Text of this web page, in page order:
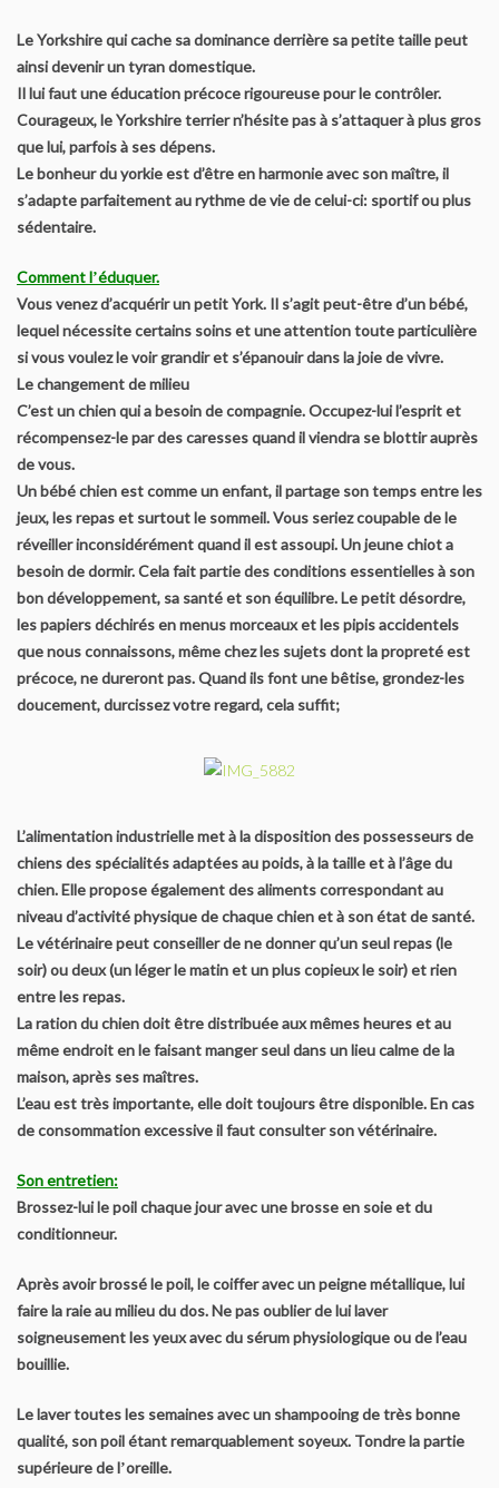
YORKSHIRE TERRIER Contrat éleveur signataire de la charte
de qualité du YTC et BT
BIEWER TERRIER Contrat éleveur signataire de la charte de
qualité du YTC et BT
Expositions
La confirmation
Conditions pour inscription à titre initial
Les spéciales de races
Comment devenir champion
LISTE DES CHAMPIONS HOMOLOGUES SCC
Manifestations
Nationale d’élévage
Spécial Yorkshire Challenge et Biewer Challenge
Les réunions amicales
Reportages
Nationales D’élevage
Régionales d’élevage
Championnat de France
Spéciales de race
Le Yorkshire qui cache sa dominance derrière sa petite taille peut
ainsi devenir un tyran domestique.
Il lui faut une éducation précoce rigoureuse pour le contrôler.
Courageux, le Yorkshire terrier n’hésite pas à s’attaquer à plus gros
que lui, parfois à ses dépens.
Le bonheur du yorkie est d’être en harmonie avec son maître, il
s’adapte parfaitement au rythme de vie de celui-ci: sportif ou plus
sédentaire.
Comment lʼéduquer.
Vous venez d’acquérir un petit York. Il s’agit peut-être d’un bébé,
lequel nécessite certains soins et une attention toute particulière
si vous voulez le voir grandir et s’épanouir dans la joie de vivre.
Le changement de milieu
C’est un chien qui a besoin de compagnie. Occupez-lui l’esprit et
récompensez-le par des caresses quand il viendra se blottir auprès
de vous.
Un bébé chien est comme un enfant, il partage son temps entre les
jeux, les repas et surtout le sommeil. Vous seriez coupable de le
réveiller inconsidérément quand il est assoupi. Un jeune chiot a
besoin de dormir. Cela fait partie des conditions essentielles à son
bon développement, sa santé et son équilibre. Le petit désordre,
les papiers déchirés en menus morceaux et les pipis accidentels
que nous connaissons, même chez les sujets dont la propreté est
précoce, ne dureront pas. Quand ils font une bêtise, grondez-les
doucement, durcissez votre regard, cela suffit;
L’alimentation industrielle met à la disposition des possesseurs de
chiens des spécialités adaptées au poids, à la taille et à l’âge du
chien. Elle propose également des aliments correspondant au
niveau d’activité physique de chaque chien et à son état de santé.
Le vétérinaire peut conseiller de ne donner qu’un seul repas (le
soir) ou deux (un léger le matin et un plus copieux le soir) et rien
entre les repas.
La ration du chien doit être distribuée aux mêmes heures et au
même endroit en le faisant manger seul dans un lieu calme de la
maison, après ses maîtres.
L’eau est très importante, elle doit toujours être disponible. En cas
de consommation excessive il faut consulter son vétérinaire.
Son entretien:
Brossez-lui le poil chaque jour avec une brosse en soie et du
conditionneur.
Après avoir brossé le poil, le coiffer avec un peigne métallique, lui
faire la raie au milieu du dos. Ne pas oublier de lui laver
soigneusement les yeux avec du sérum physiologique ou de l’eau
bouillie.
Le laver toutes les semaines avec un shampooing de très bonne
qualité, son poil étant remarquablement soyeux. Tondre la partie
supérieure de lʼoreille.